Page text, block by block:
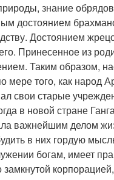
знание
достоянием
Достоянием
Принесенное из
Таким образом,
того, как народ
свои старые
в новой стране
важнейшим делом
в них гордую
богам, имеет